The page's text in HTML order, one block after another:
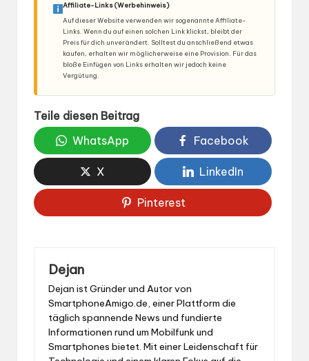
Affiliate-Links (Werbehinweis)
Auf dieser Website verwenden wir sogenannte Affiliate-
Links. Wenn du auf einen solchen Link klickst, bleibt der
Preis für dich unverändert. Solltest du anschließend etwas
kaufen, erhalten wir möglicherweise eine Provision. Für das
bloße Einfügen von Links erhalten wir jedoch keine
Vergütung.
Teile diesen Beitrag
WhatsApp
Facebook
X LinkedIn
Pinterest
Dejan
Dejan ist Gründer und Autor von
SmartphoneAmigo.de, einer Plattform die
täglich spannende News und fundierte
Informationen rund um Mobilfunk und
Smartphones bietet. Mit einer Leidenschaft für